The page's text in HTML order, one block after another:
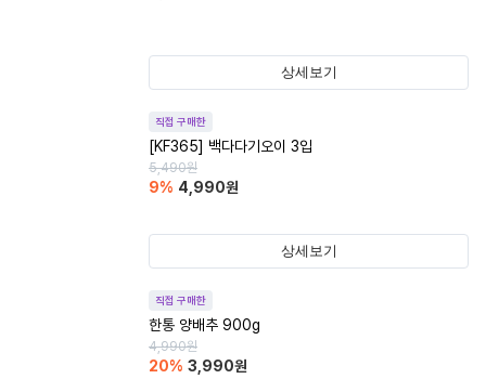
상세보기
직접 구매한
[KF365] 백다다기오이 3입
5,490원
9% 4,990원
상세보기
직접 구매한
한통 양배추 900g
4,990원
20% 3,990원